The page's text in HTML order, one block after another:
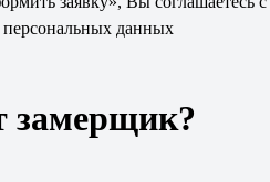
данных
замерщик?